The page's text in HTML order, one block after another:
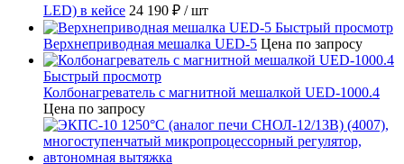
LED) в кейсе 24 190 ₽ / шт
Быстрый просмотр
Верхнеприводная мешалка UED-5 Цена по запросу
Быстрый просмотр
Колбонагреватель с магнитной мешалкой UED-1000.4
Цена по запросу